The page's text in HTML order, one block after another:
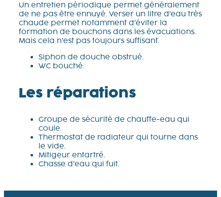
Un entretien périodique permet généralement
de ne pas être ennuyé. Verser un litre d’eau très
chaude permet notamment d’éviter la
formation de bouchons dans les évacuations.
Mais cela n’est pas toujours suffisant.
Siphon de douche obstrué.
WC bouché.
Les réparations
Groupe de sécurité de chauffe-eau qui
coule.
Thermostat de radiateur qui tourne dans
le vide.
Mitigeur entartré.
Chasse d’eau qui fuit.